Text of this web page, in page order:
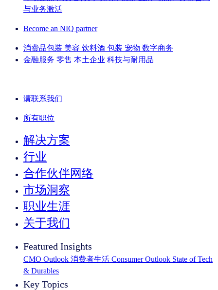
与业务激活
Become an NIQ partner
消费品包装 美容 饮料酒 包装 宠物 数字商务
金融服务 零售 本土企业 科技与耐用品
请联系我们
所有职位
解决方案
行业
合作伙伴网络
市场洞察
职业生涯
关于我们
Featured Insights
CMO Outlook 消费者生活 Consumer Outlook State of Tech
& Durables
Key Topics